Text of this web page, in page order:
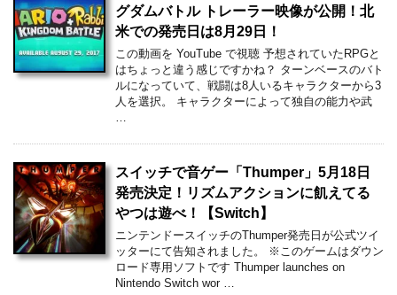
グダムバトル トレーラー映像が公開！北
米での発売日は8月29日！
この動画を YouTube で視聴 予想されていたRPGと
はちょっと違う感じですかね？ ターンベースのバト
ルになっていて、戦闘は8人いるキャラクターから3
人を選択。 キャラクターによって独自の能力や武
…
スイッチで音ゲー「Thumper」5月18日
発売決定！リズムアクションに飢えてる
やつは遊べ！【Switch】
ニンテンドースイッチのThumper発売日が公式ツイ
ッターにて告知されました。 ※このゲームはダウン
ロード専用ソフトです Thumper launches on
Nintendo Switch wor …